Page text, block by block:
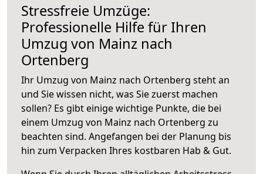
Stressfreie Umzüge:
Professionelle Hilfe für Ihren
Umzug von Mainz nach
Ortenberg
Ihr Umzug von Mainz nach Ortenberg steht an
und Sie wissen nicht, was Sie zuerst machen
sollen? Es gibt einige wichtige Punkte, die bei
einem Umzug von Mainz nach Ortenberg zu
beachten sind. Angefangen bei der Planung bis
hin zum Verpacken Ihres kostbaren Hab & Gut.